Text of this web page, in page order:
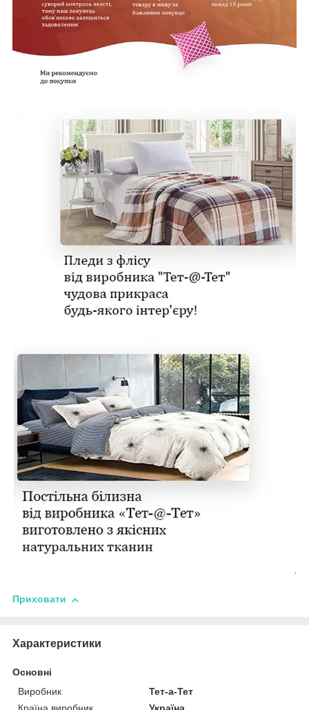
Приховати
Характеристики
Основні
Виробник
Тет-а-Тет